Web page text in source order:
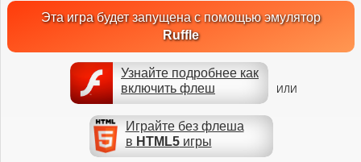
Эта игра будет запущена с помощью эмулятор
Ruffle
Узнайте подробнее как
включить флеш
ИЛИ
Играйте без флеша
в HTML5игры